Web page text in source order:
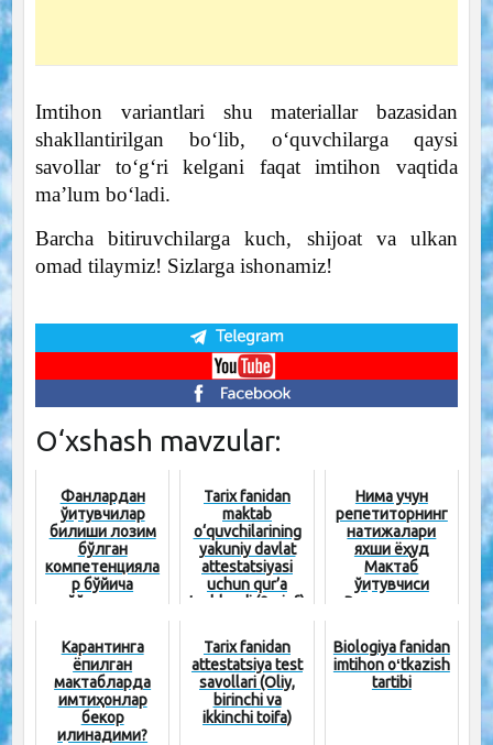
Imtihon variantlari shu materiallar bazasidan
shakllantirilgan bo‘lib, o‘quvchilarga qaysi
savollar to‘g‘ri kelgani faqat imtihon vaqtida
ma’lum bo‘ladi.
Barcha bitiruvchilarga kuch, shijoat va ulkan
omad tilaymiz! Sizlarga ishonamiz!
O‘xshash mavzular:
Фанлардан
ўқитувчилар
билиши лозим
бўлган
компетенцияла
р бўйича
йўриқнома
Tarix fanidan
maktab
o‘quvchilarining
yakuniy davlat
attestatsiyasi
uchun qur’a
tashlandi (9-sinf)
Нима учун
репетиторнинг
натижалари
яхши ёҳуд
Мактаб
ўқитувчиси
Репетиторга
Карантинга
ёпилган
мактабларда
имтиҳонлар
бекор
қилинадими?
Tarix fanidan
attestatsiya test
savollari (Oliy,
birinchi va
ikkinchi toifa)
Biologiya fanidan
imtihon oʻtkazish
tartibi